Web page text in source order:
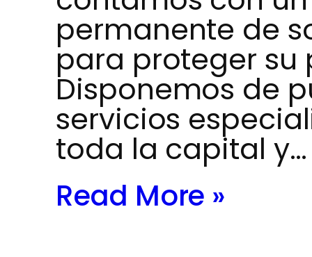
permanente de
para proteger su
Disponemos de
servicios
toda la capital y…
Read More »